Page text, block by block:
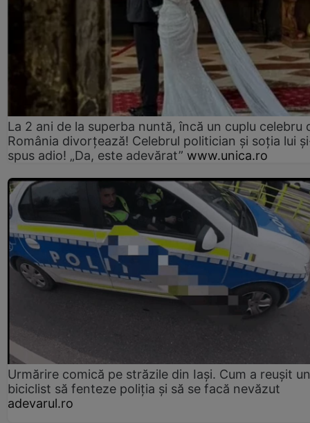
La 2 ani de la superba nuntă, încă un cuplu celebru
România divorțează! Celebrul politician și soția lui
spus adio! „Da, este adevărat” www.unica.ro
Urmărire comică pe străzile din Iași. Cum a reușit un
biciclist să fenteze poliția și să se facă nevăzut
adevarul.ro